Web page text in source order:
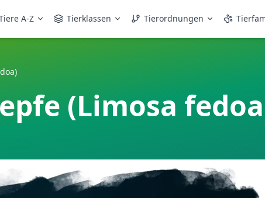
A-Z Tierklassen Tierordnungen
(Limosa